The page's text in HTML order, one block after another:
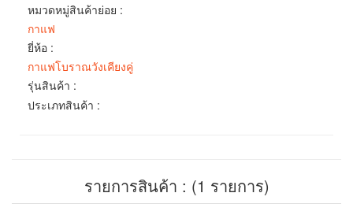
หมวดหมู่สินค้าย่อย :
กาแฟ
ยี่ห้อ :
กาแฟโบราณวังเคียงคู่
รุ่นสินค้า :
ประเภทสินค้า :
รายการสินค้า : (1 รายการ)